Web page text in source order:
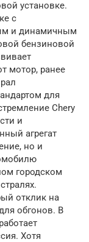
установке.
с
и динамичным
бензиновой
мотор, ранее
для
Chery
и
агрегат
но и
городском
отклик на
обгонов. В
Хотя